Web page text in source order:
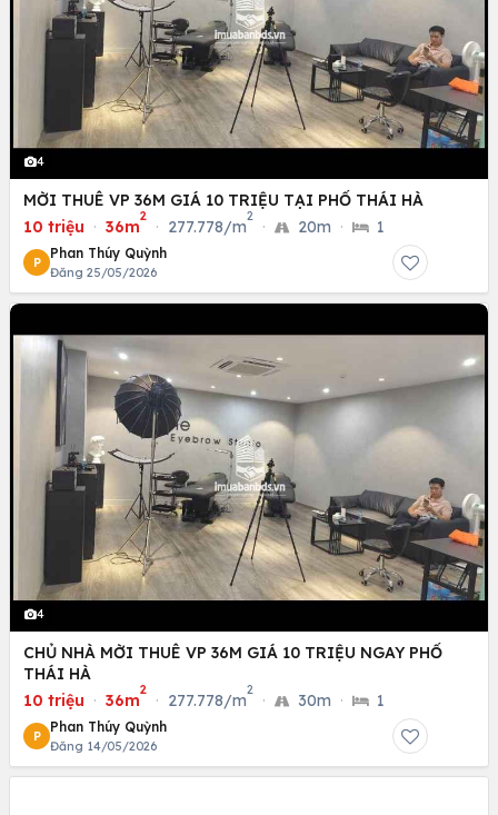
4
MỜI THUÊ VP 36M GIÁ 10 TRIỆU TẠI PHỐ THÁI HÀ
10 triệu · 36m
2
· 277.778/m
2
· 20m · 1
P
Phan Thúy Quỳnh
Đăng 25/05/2026
4
CHỦ NHÀ MỜI THUÊ VP 36M GIÁ 10 TRIỆU NGAY PHỐ
THÁI HÀ
10 triệu · 36m
2
· 277.778/m
2
· 30m · 1
P
Phan Thúy Quỳnh
Đăng 14/05/2026